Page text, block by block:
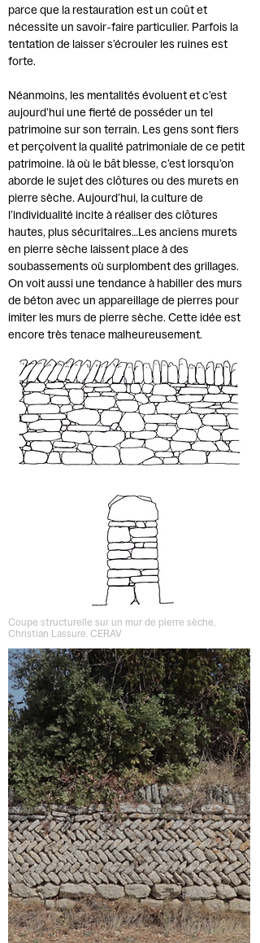
parce que la restauration est un coût et
nécessite un savoir-faire particulier. Parfois la
tentation de laisser s’écrouler les ruines est
forte.
Néanmoins, les mentalités évoluent et c’est
aujourd’hui une fierté de posséder un tel
patrimoine sur son terrain. Les gens sont fiers
et perçoivent la qualité patrimoniale de ce petit
patrimoine. là où le bât blesse, c’est lorsqu’on
aborde le sujet des clôtures ou des murets en
pierre sèche. Aujourd’hui, la culture de
l’individualité incite à réaliser des clôtures
hautes, plus sécuritaires…Les anciens murets
en pierre sèche laissent place à des
soubassements où surplombent des grillages.
On voit aussi une tendance à habiller des murs
de béton avec un appareillage de pierres pour
imiter les murs de pierre sèche. Cette idée est
encore très tenace malheureusement.
Coupe structurelle sur un mur de pierre sèche,
Christian Lassure. CERAV